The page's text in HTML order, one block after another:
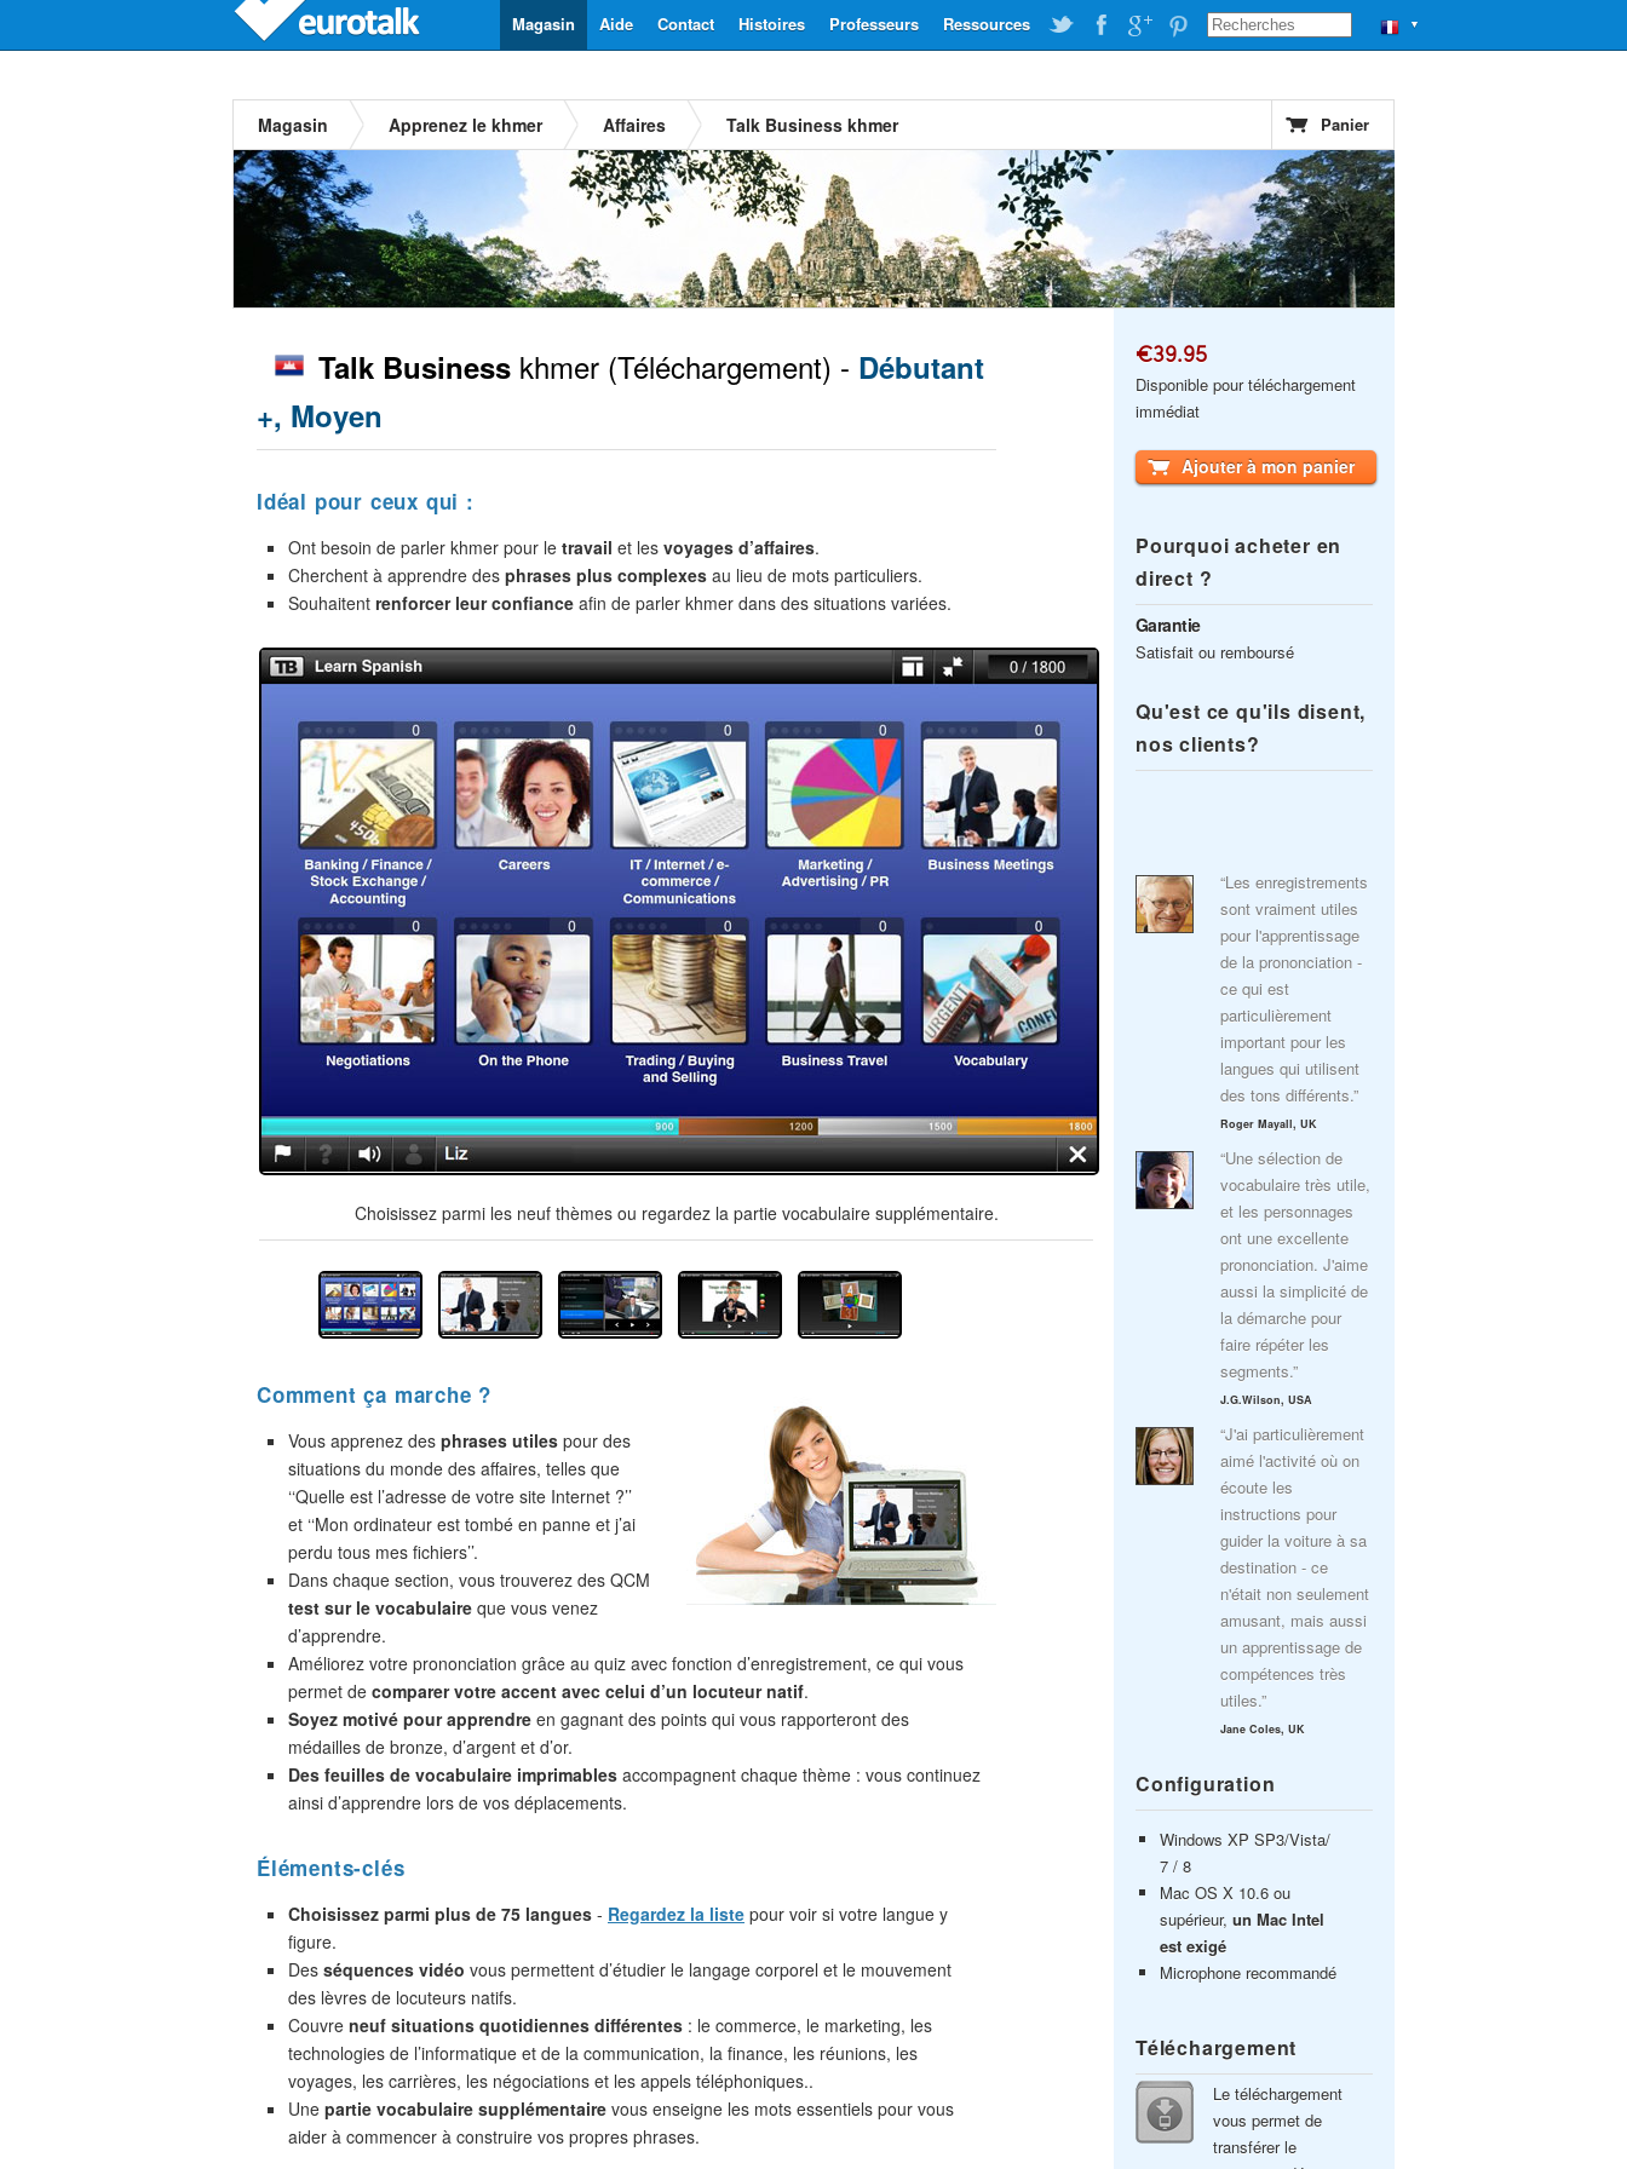
▼
Ressources
Professeurs
Histoires
Contact
Aide
Magasin
Magasin Apprenez le khmer Affaires Talk Business khmer Panier
Talk Business khmer (Téléchargement) - Débutant
+, Moyen
Idéal pour ceux qui :
Ont besoin de parler khmer pour le travail et les voyages d’affaires.
Cherchent à apprendre des phrases plus complexes au lieu de mots particuliers.
Souhaitent renforcer leur confiance afin de parler khmer dans des situations variées.
Choisissez parmi les neuf thèmes ou regardez la partie vocabulaire supplémentaire.
Comment ça marche ?
Vous apprenez des phrases utiles pour des
situations du monde des affaires, telles que
‘‘Quelle est l’adresse de votre site Internet ?’’
et ‘‘Mon ordinateur est tombé en panne et j’ai
perdu tous mes fichiers’’.
Dans chaque section, vous trouverez des QCM
test sur le vocabulaire que vous venez
d’apprendre.
Améliorez votre prononciation grâce au quiz avec fonction d’enregistrement, ce qui vous
permet de comparer votre accent avec celui d’un locuteur natif.
Soyez motivé pour apprendre en gagnant des points qui vous rapporteront des
médailles de bronze, d’argent et d’or.
Des feuilles de vocabulaire imprimables accompagnent chaque thème : vous continuez
ainsi d’apprendre lors de vos déplacements.
Éléments-clés
Choisissez parmi plus de 75 langues - Regardez la liste pour voir si votre langue y
figure.
Des séquences vidéo vous permettent d’étudier le langage corporel et le mouvement
des lèvres de locuteurs natifs.
Couvre neuf situations quotidiennes différentes : le commerce, le marketing, les
technologies de l’informatique et de la communication, la finance, les réunions, les
voyages, les carrières, les négociations et les appels téléphoniques..
Une partie vocabulaire supplémentaire vous enseigne les mots essentiels pour vous
aider à commencer à construire vos propres phrases.
€39.95
Disponible pour téléchargement
immédiat
Ajouter à mon panier
Pourquoi acheter en
direct ?
Garantie
Satisfait ou remboursé
Qu'est ce qu'ils disent,
nos clients?
“Les enregistrements
sont vraiment utiles
pour l'apprentissage
de la prononciation -
ce qui est
particulièrement
important pour les
langues qui utilisent
des tons différents.”
Roger Mayall, UK
“Une sélection de
vocabulaire très utile,
et les personnages
ont une excellente
prononciation. J'aime
aussi la simplicité de
la démarche pour
faire répéter les
segments.”
J.G.Wilson, USA
“J'ai particulièrement
aimé l'activité où on
écoute les
instructions pour
guider la voiture à sa
destination - ce
n'était non seulement
amusant, mais aussi
un apprentissage de
compétences très
utiles.”
Jane Coles, UK
Configuration
Windows XP SP3/Vista/
7 / 8
Mac OS X 10.6 ou
supérieur, un Mac Intel
est exigé
Microphone recommandé
Téléchargement
Le téléchargement
vous permet de
transférer le